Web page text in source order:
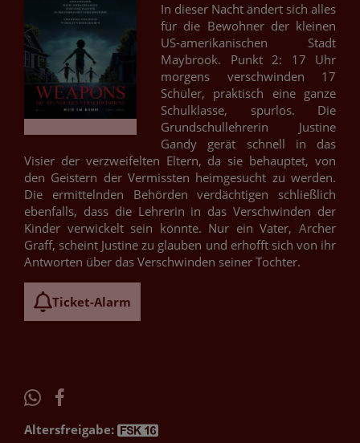
In dieser Nacht ändert sich alles
für die Bewohner der kleinen
US-amerikanischen Stadt
Maybrook. Punkt 2: 17 Uhr
morgens verschwinden 17
Schüler, praktisch eine ganze
Schulklasse, spurlos. Die
Grundschullehrerin Justine
Gandy gerät schnell in das
Visier der verzweifelten Eltern, da sie behauptet, von
den Geistern der Vermissten heimgesucht zu werden.
Die ermittelnden Behörden verdächtigen schließlich
ebenfalls, dass die Lehrerin in das Verschwinden der
Kinder verwickelt sein könnte. Nur ein Vater, Archer
Graff, scheint Justine zu glauben und erhofft sich von ihr
Antworten über das Verschwinden seiner Tochter.
Ticket-Alarm
Altersfreigabe: